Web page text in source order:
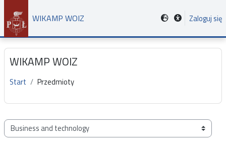
Przejdź do głównej zawartości
WIKAMP WOIZ Zaloguj się
WIKAMP WOIZ
Start Przedmioty
Kategorie przedmiotów